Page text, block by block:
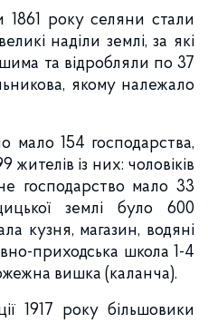
року селяни стали
наділи землі, за які
та відробляли по 37
якому належало
154 господарства,
із них: чоловіків
господарство мало 33
землі було 600
кузня, магазин, водяні
приходська школа 1-4
вишка (каланча).
року більшовики